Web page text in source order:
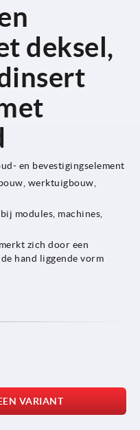
deksel,
en bevestigingselement
werktuigbouw,
modules, machines,
zich door een
hand liggende vorm
VARIANT